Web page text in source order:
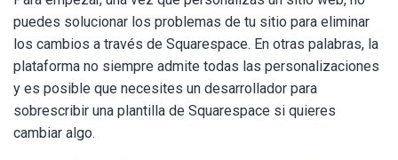
puedes solucionar los problemas de tu sitio para eliminar
los cambios a través de Squarespace. En otras palabras, la
plataforma no siempre admite todas las personalizaciones
y es posible que necesites un desarrollador para
sobrescribir una plantilla de Squarespace si quieres
cambiar algo.